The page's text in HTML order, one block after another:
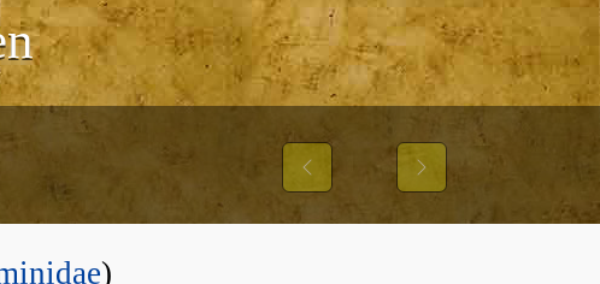
Previous Next
)